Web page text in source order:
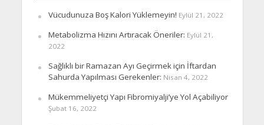
Vücudunuza Boş Kalori Yüklemeyin! Eylül 21, 2022
Metabolizma Hızını Artıracak Öneriler: Eylül 21,
2022
Sağlıklı bir Ramazan Ayı Geçirmek için İftardan
Sahurda Yapılması Gerekenler: Nisan 4, 2022
Mükemmeliyetçi Yapı Fibromiyalji’ye Yol Açabiliyor
Şubat 16, 2022